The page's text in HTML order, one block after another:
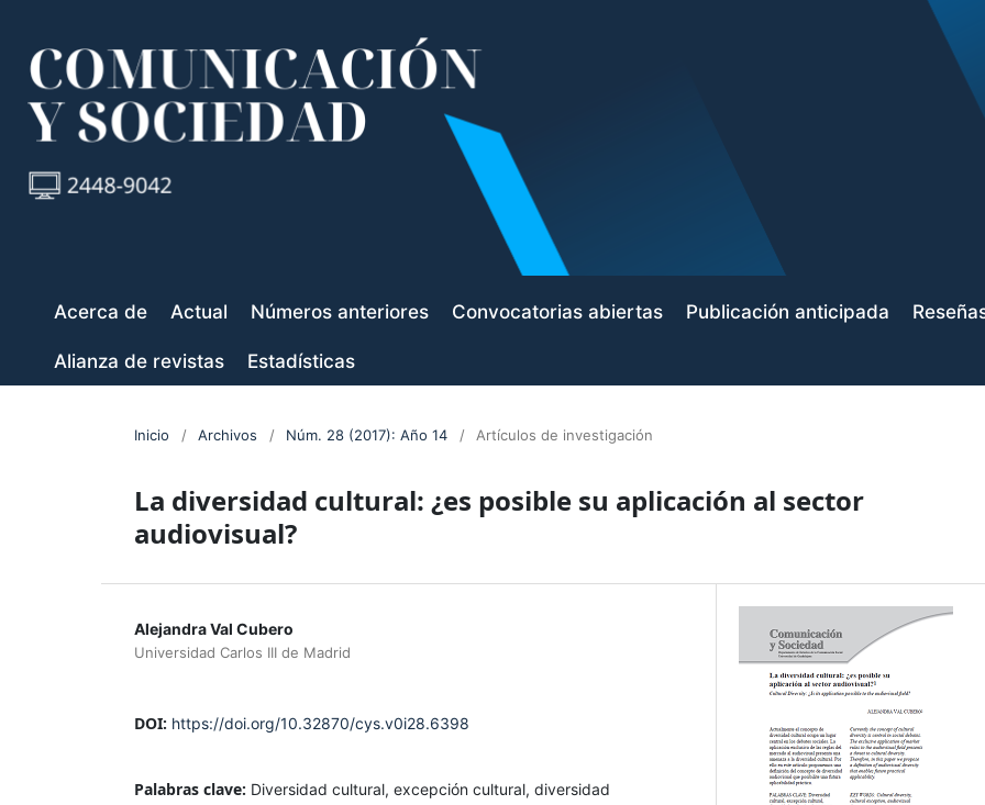
Acerca de Actual Números anteriores Convocatorias abiertas Publicación anticipada
Alianza de revistas Estadísticas
Inicio / Archivos / Núm. 28 (2017): Año 14 / Artículos de investigación
La diversidad cultural: ¿es posible su aplicación al sector
audiovisual?
Alejandra Val Cubero
Universidad Carlos III de Madrid
DOI: https://doi.org/10.32870/cys.v0i28.6398
Palabras clave: Diversidad cultural, excepción cultural, diversidad